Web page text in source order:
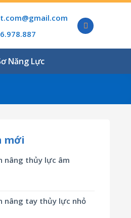
Năng Lực
mới
nâng thủy lực âm
nâng tay thủy lực nhỏ